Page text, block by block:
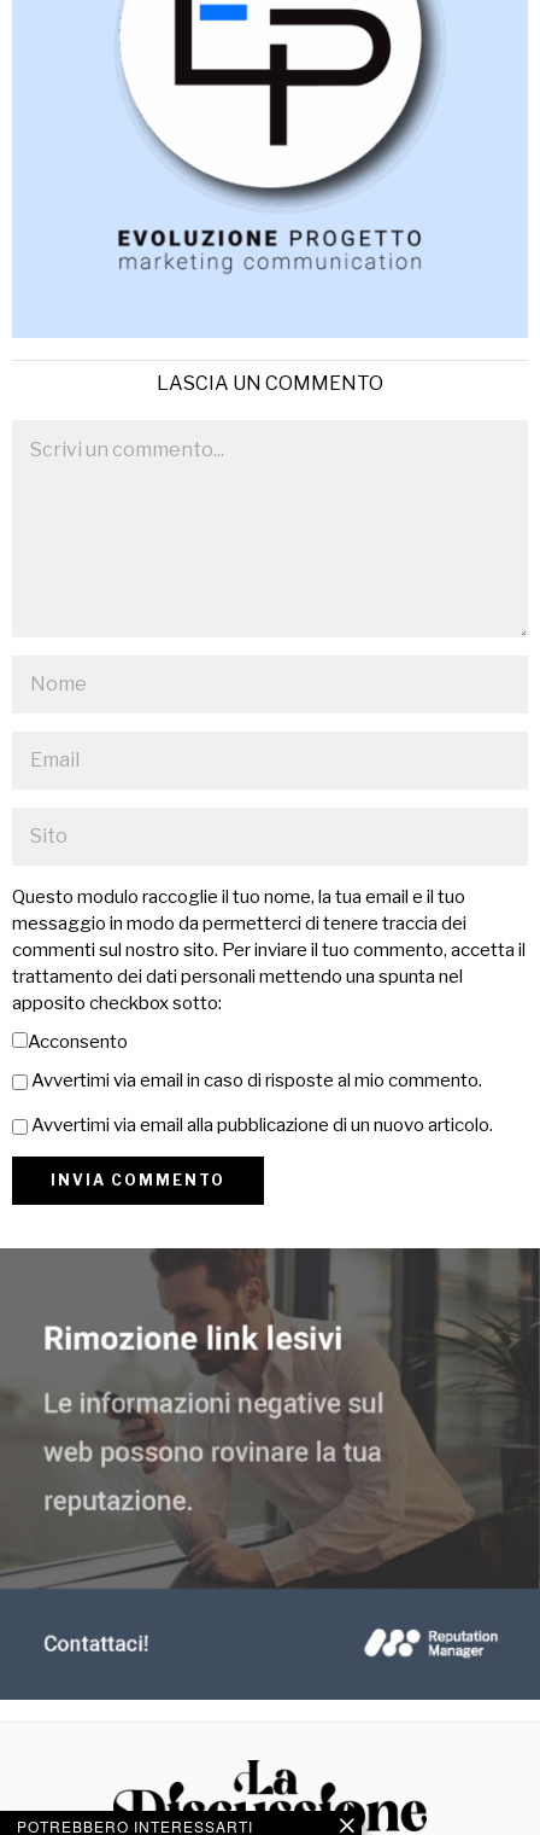
LASCIA UN COMMENTO
Questo modulo raccoglie il tuo nome, la tua email e il tuo
messaggio in modo da permetterci di tenere traccia dei
commenti sul nostro sito. Per inviare il tuo commento, accetta il
trattamento dei dati personali mettendo una spunta nel
apposito checkbox sotto:
Acconsento
Avvertimi via email in caso di risposte al mio commento.
Avvertimi via email alla pubblicazione di un nuovo articolo.
POTREBBERO INTERESSARTI